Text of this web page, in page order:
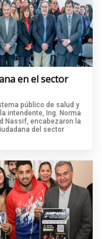
en el sector
público de salud y
intendente, Ing. Norma
Nassif, encabezaron la
del sector